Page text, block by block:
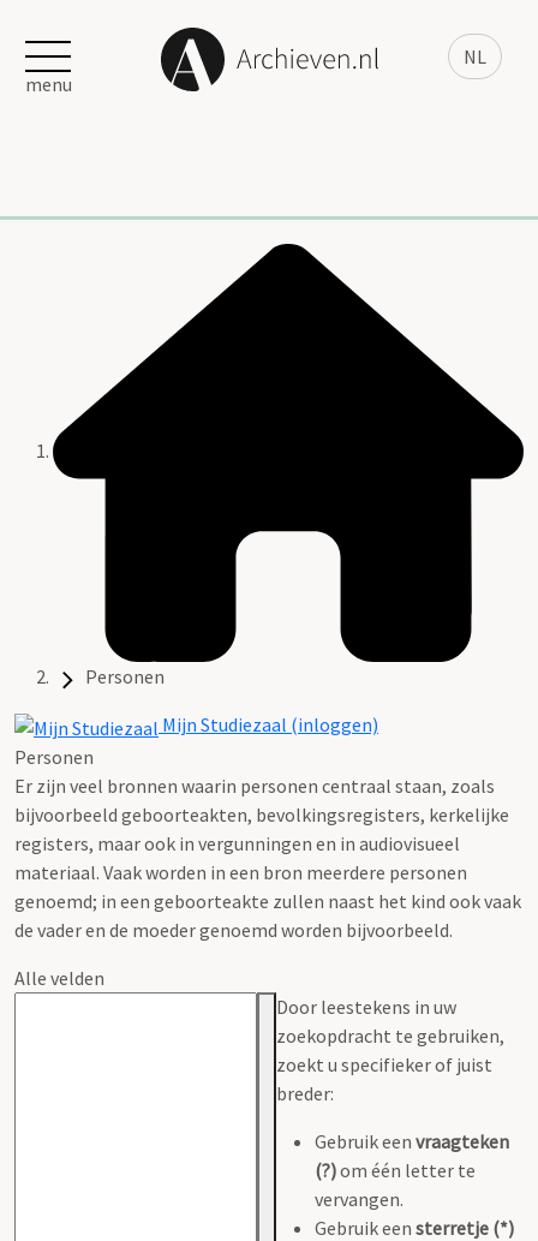
NL
menu
Personen
Mijn Studiezaal (inloggen)
Personen
Er zijn veel bronnen waarin personen centraal staan, zoals
bijvoorbeeld geboorteakten, bevolkingsregisters, kerkelijke
registers, maar ook in vergunningen en in audiovisueel
materiaal. Vaak worden in een bron meerdere personen
genoemd; in een geboorteakte zullen naast het kind ook vaak
de vader en de moeder genoemd worden bijvoorbeeld.
Alle velden
Door leestekens in uw
zoekopdracht te gebruiken,
zoekt u specifieker of juist
breder:
Gebruik een vraagteken
(?)om één letter te
vervangen.
Gebruik een sterretje (*)